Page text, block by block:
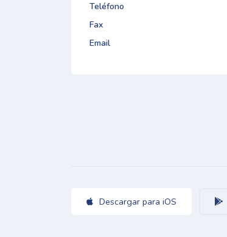
Teléfono
Fax
Email
Descargar para iOS